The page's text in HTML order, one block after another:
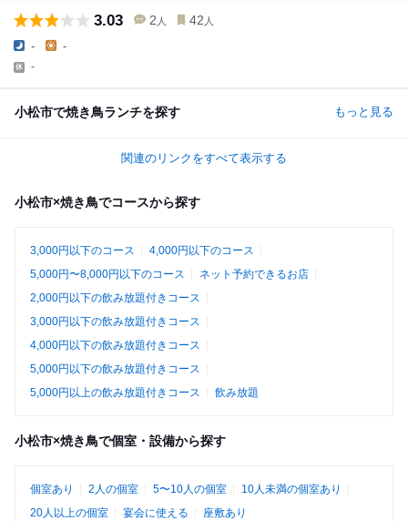
3.03 2 人 42 人
- -
-
小松市で焼き鳥ランチを探す もっと見る
関連のリンクをすべて表示する
小松市×焼き鳥でコースから探す
3,000円以下のコース
4,000円以下のコース
5,000円〜8,000円以下のコース
ネット予約できるお店
2,000円以下の飲み放題付きコース
3,000円以下の飲み放題付きコース
4,000円以下の飲み放題付きコース
5,000円以下の飲み放題付きコース
5,000円以上の飲み放題付きコース
飲み放題
小松市×焼き鳥で個室・設備から探す
個室あり 2人の個室 5〜10人の個室
10人未満の個室あり
20人以上の個室
宴会に使える 座敷あり